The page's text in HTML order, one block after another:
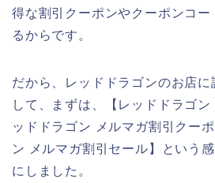
得な割引クーポンやクーポンコー
るからです。
だから、レッドドラゴンのお店
して、まずは、【レッドドラゴ
ッドドラゴン メルマガ割引クー
ン メルマガ割引セール】という
にしました。